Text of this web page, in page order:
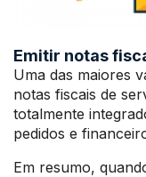
Emitir notas
Uma das maiores
notas fiscais de
totalmente
pedidos e
Em resumo,